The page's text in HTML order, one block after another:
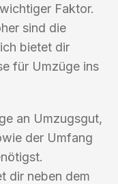
Faktor.
sind die
bietet dir
für Umzüge ins
an Umzugsgut,
der Umfang
dir neben dem